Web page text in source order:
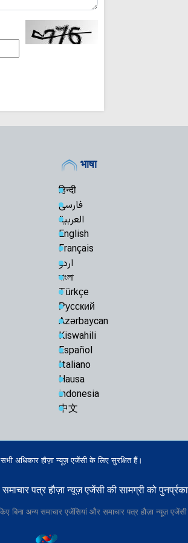
भाषा
हिन्दी
فارسی
العربية
English
Français
اردو
বাংলা
Türkçe
Русский
Azərbaycan
Kiswahili
Español
Italiano
Hausa
indonesia
中文
अधिकार हौज़ा न्यूज़ एजेंसी के लिए सुरक्षित हैं।
पत्र हौज़ा न्यूज़ एजेंसी की सामग्री को
अन्य समाचार एजेंसियां और समाचार पत्र हौज़ा न्यूज़